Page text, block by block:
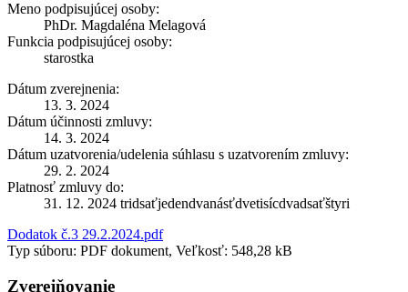
Meno podpisujúcej osoby:
PhDr. Magdaléna Melagová
Funkcia podpisujúcej osoby:
starostka
Dátum zverejnenia:
13. 3. 2024
Dátum účinnosti zmluvy:
14. 3. 2024
Dátum uzatvorenia/udelenia súhlasu s uzatvorením zmluvy:
29. 2. 2024
Platnosť zmluvy do:
31. 12. 2024 tridsaťjedendvanásťdvetisícdvadsaťštyri
Dodatok č.3 29.2.2024.pdf
Typ súboru: PDF dokument, Veľkosť: 548,28 kB
Zverejňovanie